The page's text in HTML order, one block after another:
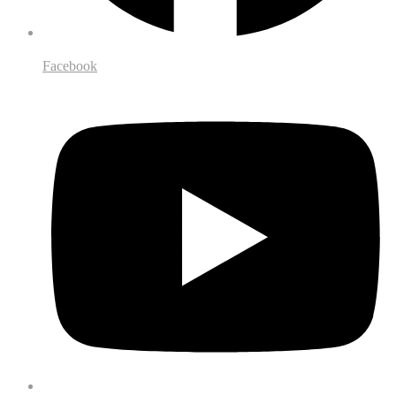
Facebook